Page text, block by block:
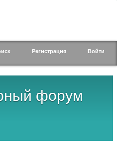
форум
Регистрация Войти